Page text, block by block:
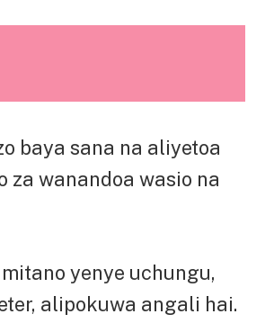
baya sana na aliyetoa
wanandoa wasio na
yenye uchungu,
alipokuwa angali hai.